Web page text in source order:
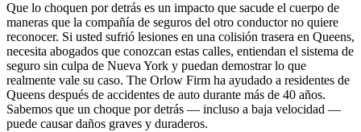
Que lo choquen por detrás es un impacto que sacude el cuerpo de
maneras que la compañía de seguros del otro conductor no quiere
reconocer. Si usted sufrió lesiones en una colisión trasera en Queens,
necesita abogados que conozcan estas calles, entiendan el sistema de
seguro sin culpa de Nueva York y puedan demostrar lo que
realmente vale su caso. The Orlow Firm ha ayudado a residentes de
Queens después de accidentes de auto durante más de 40 años.
Sabemos que un choque por detrás — incluso a baja velocidad —
puede causar daños graves y duraderos.